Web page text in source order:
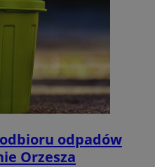
odpadów
Orzesza